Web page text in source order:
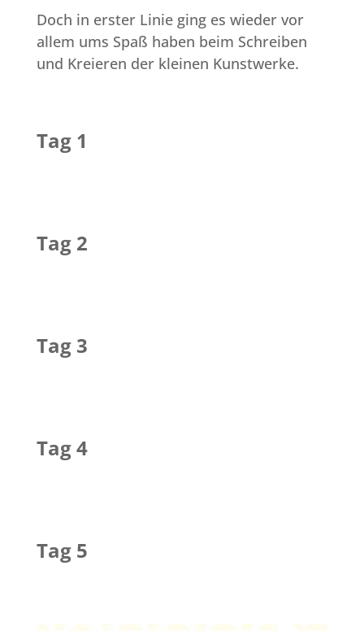
Doch in erster Linie ging es wieder vor
allem ums Spaß haben beim Schreiben
und Kreieren der kleinen Kunstwerke.
Tag 1
Tag 2
Tag 3
Tag 4
Tag 5